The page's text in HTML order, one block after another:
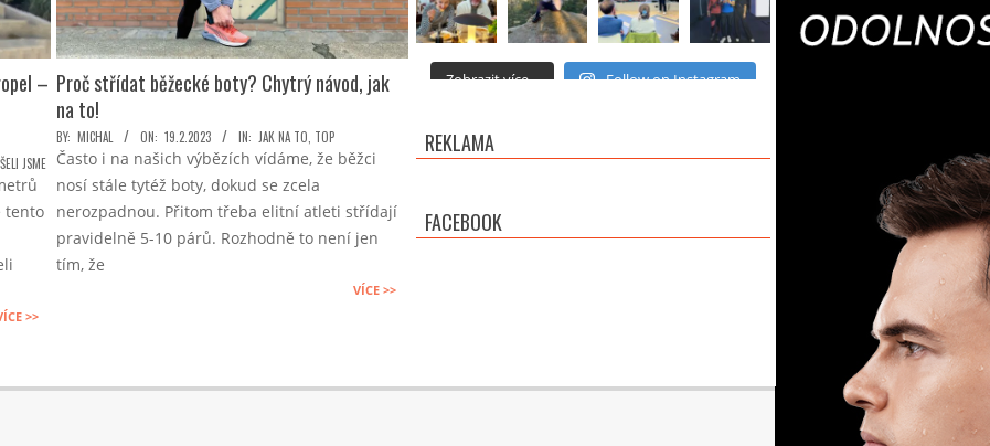
–
JSME
tento
>>
Proč střídat běžecké boty? Chytrý návod, jak
na to!
2023-
02-
19
BY: MICHAL ON: 19.2.2023 IN: JAK NA TO TOP
Často i na našich výbězích vídáme, že běžci
nosí stále tytéž boty, dokud se zcela
nerozpadnou. Přitom třeba elitní atleti střídají
pravidelně 5-10 párů. Rozhodně to není jen
tím, že
VÍCE >>
Zobrazit více... Follow on Instagram
REKLAMA
FACEBOOK